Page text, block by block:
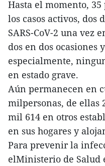
Hasta el momento,
los casos activos,
SARS-CoV-2 una vez
dos en dos ocasiones
especialmente,
en estado grave.
Aún permanecen en
milpersonas, de ellas
mil 614 en otros
en sus hogares y
Para prevenir la
elMinisterio de Salud